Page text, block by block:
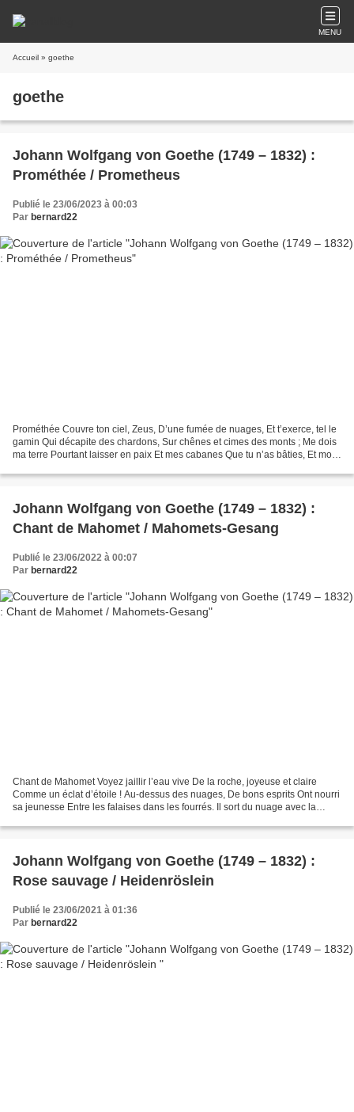
MENU
Accueil » goethe
goethe
Johann Wolfgang von Goethe (1749 – 1832) :
Prométhée / Prometheus
Publié le 23/06/2023 à 00:03
Par bernard22
Prométhée Couvre ton ciel, Zeus, D’une fumée de nuages, Et t’exerce, tel le
gamin Qui décapite des chardons, Sur chênes et cimes des monts ; Me dois
ma terre Pourtant laisser en paix Et mes cabanes Que tu n’as bâties, Et mon
Johann Wolfgang von Goethe (1749 – 1832) :
Chant de Mahomet / Mahomets-Gesang
Publié le 23/06/2022 à 00:07
Par bernard22
Chant de Mahomet Voyez jaillir l’eau vive De la roche, joyeuse et claire
Comme un éclat d’étoile ! Au-dessus des nuages, De bons esprits Ont nourri
sa jeunesse Entre les falaises dans les fourrés. Il sort du nuage avec la
Johann Wolfgang von Goethe (1749 – 1832) :
Rose sauvage / Heidenröslein
Publié le 23/06/2021 à 01:36
Par bernard22